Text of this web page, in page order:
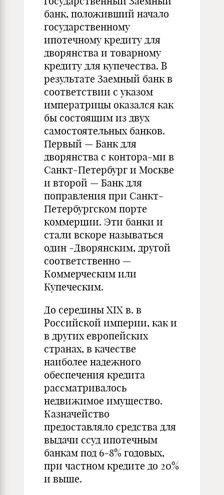
банк, положивший начало
государственному
ипотечному кредиту для
дворянства и товарному
кредиту для купечества. В
результате Заемный банк в
соответствии с указом
императрицы оказался как
бы состоящим из двух
самостоятельных банков.
Первый — Банк для
дворянства с контора-ми в
Санкт-Петербург и Москве
и второй — Банк для
поправления при Санкт-
Петербургском порте
коммерции. Эти банки и
стали вскоре называться
один -Дворянским, другой
соответственно —
Коммерческим или
Купеческим.
До середины XIX в. в
Российской империи, как и
в других европейских
странах, в качестве
наиболее надежного
обеспечения кредита
рассматривалось
недвижимое имущество.
Казначейство
предоставляло средства для
выдачи ссуд ипотечным
банкам под 6-8% годовых,
при частном кредите до 20%
и выше.